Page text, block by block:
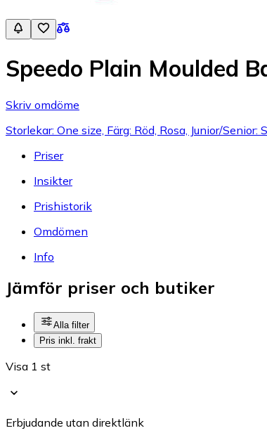
Speedo Plain Moulded
Skriv omdöme
Storlekar: One size, Färg: Röd, Rosa, Junior/Senior:
Priser
Insikter
Prishistorik
Omdömen
Info
Jämför priser och butiker
Alla filter
Pris inkl. frakt
Visa 1 st
Erbjudande utan direktlänk